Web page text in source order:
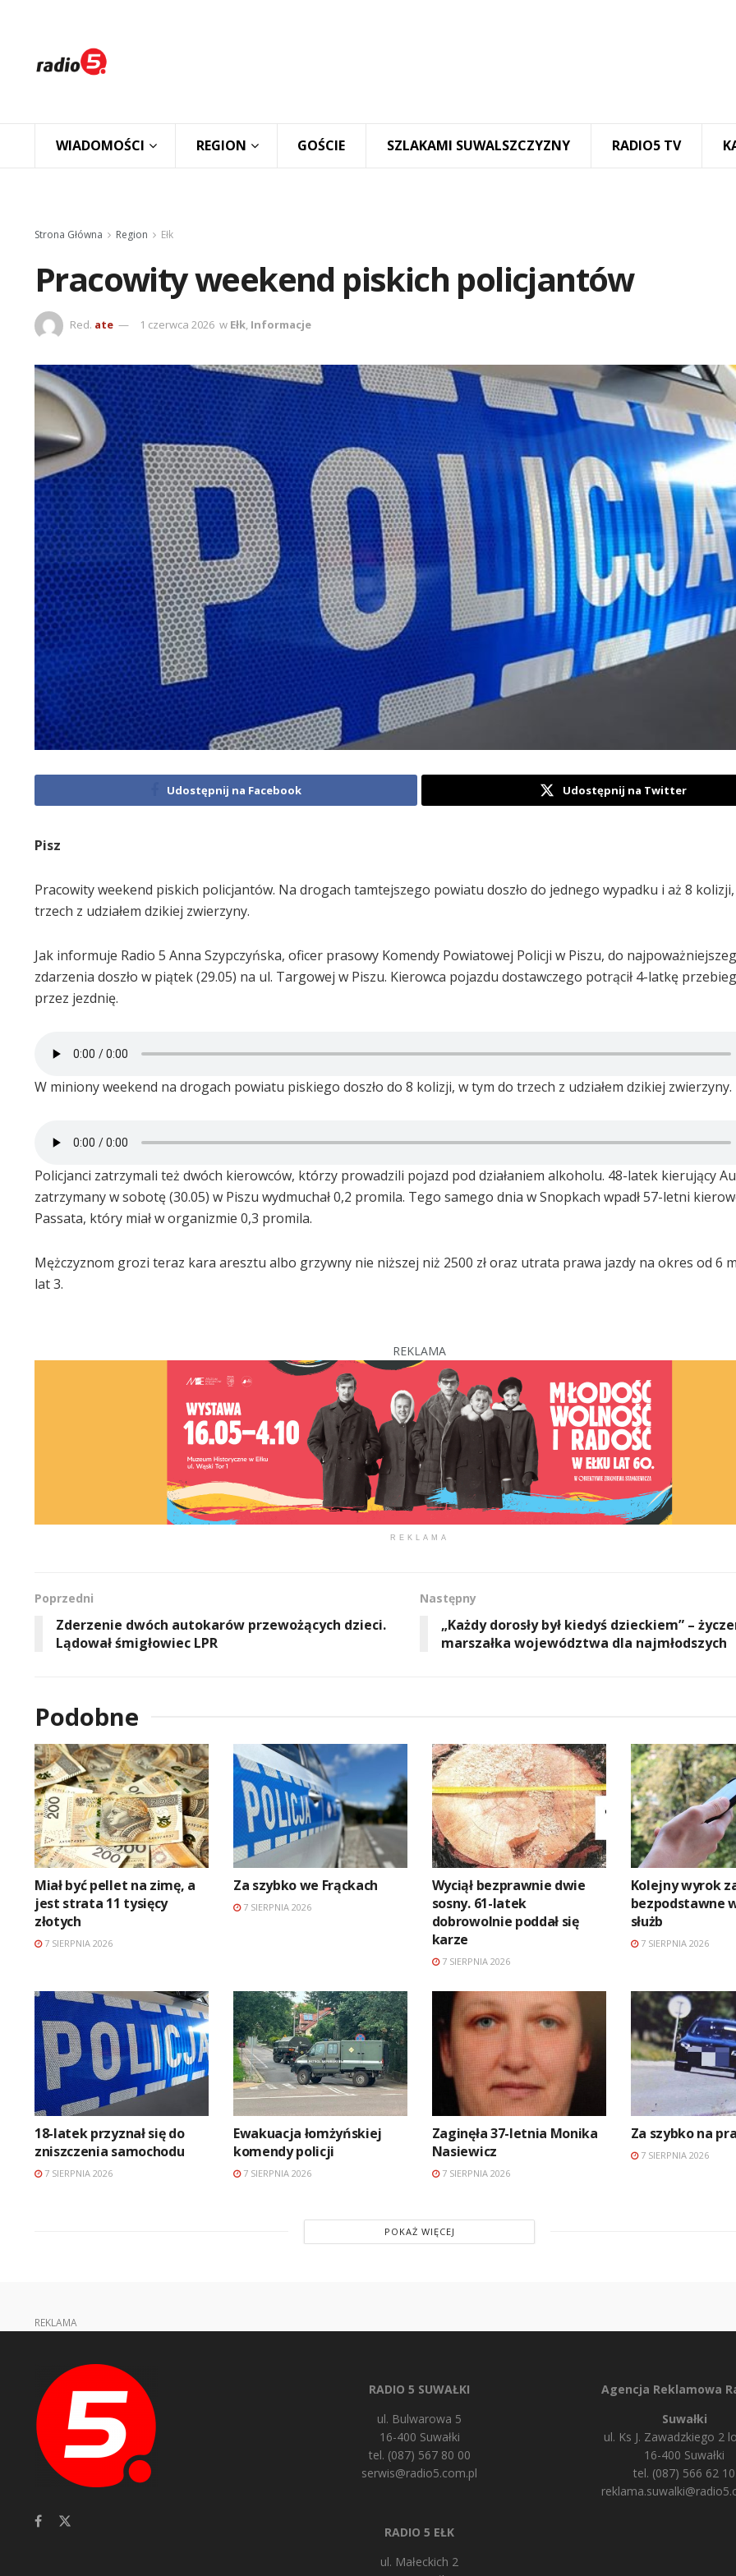
WIADOMOŚCI REGION GOŚCIE SZLAKAMI SUWALSZCZYZNY RADIO5 TV
Strona Główna Region Ełk
Pracowity weekend piskich policjantów
Red. ate 1 czerwca 2026 w Ełk, Informacje
Udostępnij na Facebook Udostępnij na Twitter
Pisz
Pracowity weekend piskich policjantów. Na drogach tamtejszego powiatu doszło do jednego wypadku i aż 8
trzech z udziałem dzikiej zwierzyny.
Jak informuje Radio 5 Anna Szypczyńska, oficer prasowy Komendy Powiatowej Policji w Piszu, do
zdarzenia doszło w piątek (29.05) na ul. Targowej w Piszu. Kierowca pojazdu dostawczego potrącił 4-latkę
przez jezdnię.
W miniony weekend na drogach powiatu piskiego doszło do 8 kolizji, w tym do trzech z udziałem dzikiej zwierzyny.
Policjanci zatrzymali też dwóch kierowców, którzy prowadzili pojazd pod działaniem alkoholu. 48-latek kierujący
zatrzymany w sobotę (30.05) w Piszu wydmuchał 0,2 promila. Tego samego dnia w Snopkach wpadł 57-letni
Passata, który miał w organizmie 0,3 promila.
Mężczyznom grozi teraz kara aresztu albo grzywny nie niższej niż 2500 zł oraz utrata prawa jazdy na okres od 6
lat 3.
REKLAMA
REKLAMA
Poprzedni
Zderzenie dwóch autokarów przewożących dzieci.
Lądował śmigłowiec LPR
Następny
„Każdy dorosły był kiedyś dzieckiem” –
marszałka województwa dla najmłodszych
Podobne
Miał być pellet na zimę, a
jest strata 11 tysięcy
złotych
7 SIERPNIA 2026
Za szybko we Frąckach
7 SIERPNIA 2026
Wyciął bezprawnie dwie
sosny. 61-latek
dobrowolnie poddał się
karze
7 SIERPNIA 2026
Kolejny wyrok
bezpodstawne
służb
7 SIERPNIA 2026
18-latek przyznał się do
zniszczenia samochodu
7 SIERPNIA 2026
Ewakuacja łomżyńskiej
komendy policji
7 SIERPNIA 2026
Zaginęła 37-letnia Monika
Nasiewicz
7 SIERPNIA 2026
Za szybko na
7 SIERPNIA 2026
POKAŻ WIĘCEJ
REKLAMA
RADIO 5 SUWAŁKI
ul. Bulwarowa 5
16-400 Suwałki
tel. (087) 567 80 00
serwis@radio5.com.pl
RADIO 5 EŁK
ul. Małeckich 2
Agencja Reklamowa
Suwałki
ul. Ks J. Zawadzkiego 2
16-400 Suwałki
tel. (087) 566 62 10